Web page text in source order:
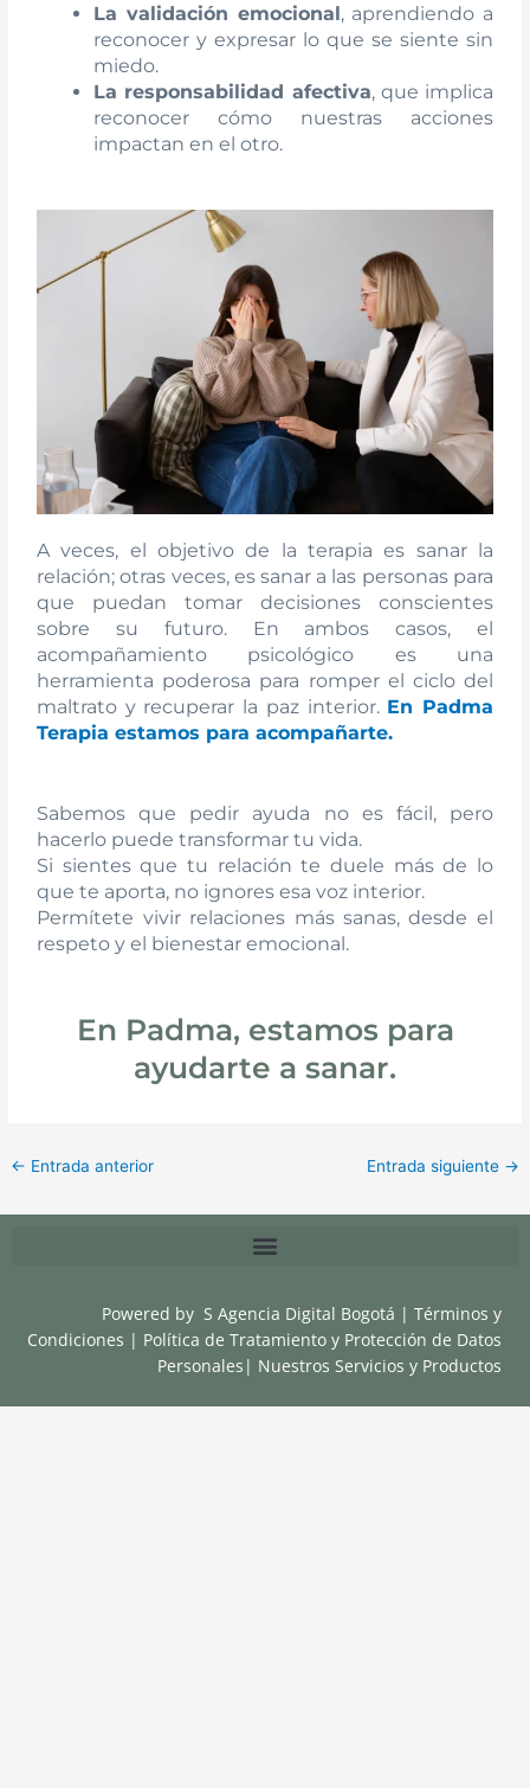
La validación emocional, aprendiendo a
reconocer y expresar lo que se siente sin
miedo.
La responsabilidad afectiva, que implica
reconocer cómo nuestras acciones
impactan en el otro.
A veces, el objetivo de la terapia es sanar la
relación; otras veces, es sanar a las personas para
que puedan tomar decisiones conscientes
sobre su futuro. En ambos casos, el
acompañamiento psicológico es una
herramienta poderosa para romper el ciclo del
maltrato y recuperar la paz interior. En Padma
Terapia estamos para acompañarte.
Sabemos que pedir ayuda no es fácil, pero
hacerlo puede transformar tu vida.
Si sientes que tu relación te duele más de lo
que te aporta, no ignores esa voz interior.
Permítete vivir relaciones más sanas, desde el
respeto y el bienestar emocional.
En Padma, estamos para
ayudarte a sanar.
← Entrada anterior Entrada siguiente →
Powered by S Agencia Digital Bogotá |Términos y
Condiciones | Política de Tratamiento y Protección de Datos
Personales | Nuestros Servicios y Productos